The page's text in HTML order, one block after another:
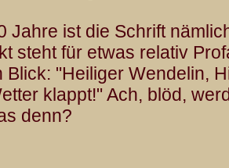
Jahre ist die Schrift
steht für etwas relativ
Blick: "Heiliger Wendelin,
klappt!" Ach, blöd,
denn?